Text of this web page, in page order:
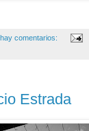
comentarios:
Estrada